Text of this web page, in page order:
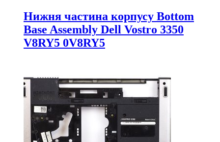
Нижня частина корпусу Bottom
Base Assembly Dell Vostro 3350
V8RY5 0V8RY5